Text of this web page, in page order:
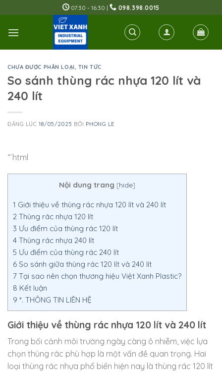
to
content
07:30 - 16:30 | 098.398.0015
CHƯA ĐƯỢC PHÂN LOẠI, TIN TỨC
So sánh thùng rác nhựa 120 lít và
240 lít
ĐĂNG LÚC18/05/2025 BỞI PHONG LE
“`html
Nội dung trang [hide]
1 Giới thiệu về thùng rác nhựa 120 lít và 240 lít
2 Thùng rác nhựa 120 lít
3 Ưu điểm của thùng rác 120 lít
4 Thùng rác nhựa 240 lít
5 Ưu điểm của thùng rác 240 lít
6 So sánh giữa thùng rác 120 lít và 240 lít
7 Tại sao nên chọn thương hiệu Việt Xanh Plastic?
8 Kết luận
9 *. THÔNG TIN LIÊN HỆ
Giới thiệu về thùng rác nhựa 120 lít và 240 lít
Trong bối cảnh môi trường ngày càng ô nhiễm, việc lựa
chọn thùng rác phù hợp là một vấn đề quan trọng. Hai
loại thùng rác nhựa phổ biến hiện nay là thùng rác 120 lít